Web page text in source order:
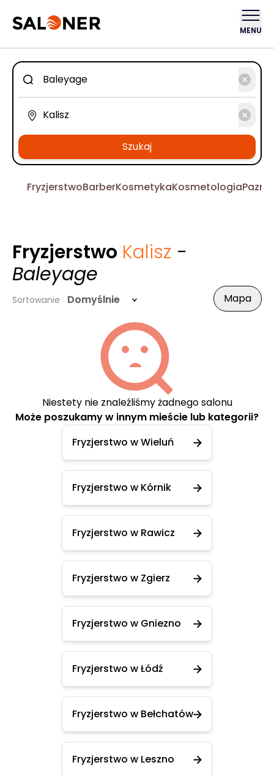
MENU
Szukaj
FryzjerstwoBarberKosmetykaKosmetologia
Fryzjerstwo Kalisz -
Baleyage
Sortowanie Domyślnie Mapa
Niestety nie znaleźliśmy żadnego salonu
Może poszukamy w innym mieście lub kategorii?
Fryzjerstwo w Wieluń
Fryzjerstwo w Kórnik
Fryzjerstwo w Rawicz
Fryzjerstwo w Zgierz
Fryzjerstwo w Gniezno
Fryzjerstwo w Łódź
Fryzjerstwo w Bełchatów
Fryzjerstwo w Leszno